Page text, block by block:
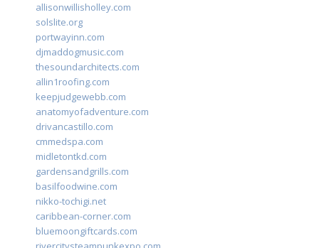
allisonwillisholley.com
solslite.org
portwayinn.com
djmaddogmusic.com
thesoundarchitects.com
allin1roofing.com
keepjudgewebb.com
anatomyofadventure.com
drivancastillo.com
cmmedspa.com
midletontkd.com
gardensandgrills.com
basilfoodwine.com
nikko-tochigi.net
caribbean-corner.com
bluemoongiftcards.com